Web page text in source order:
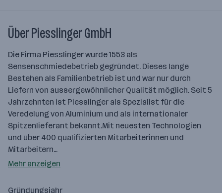
Über Piesslinger GmbH
Die Firma Piesslinger wurde 1553 als
Sensenschmiedebetrieb gegründet. Dieses lange
Bestehen als Familienbetrieb ist und war nur durch
Liefern von aussergewöhnlicher Qualität möglich. Seit 5
Jahrzehnten ist Piesslinger als Spezialist für die
Veredelung von Aluminium und als internationaler
Spitzenlieferant bekannt.Mit neuesten Technologien
und über 400 qualifizierten Mitarbeiterinnen und
Mitarbeitern…
Mehr anzeigen
Gründungsjahr